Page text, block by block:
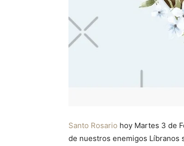
Santo Rosario hoy Martes 3 de
de nuestros enemigos Líbranos